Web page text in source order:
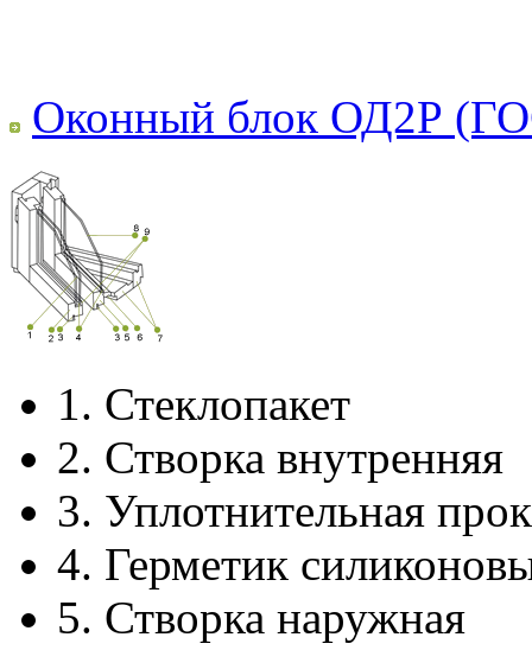
Оконный блок ОД2Р
1. Стеклопакет
2. Створка внутренняя
3. Уплотнительная
4. Герметик
5. Створка наружная